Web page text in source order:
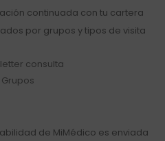
continuada con tu cartera
por grupos y tipos de visita
consulta
de MiMédico es enviada